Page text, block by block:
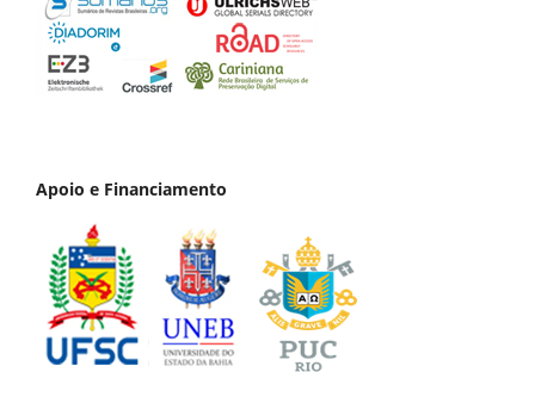
Apoio e Financiamento